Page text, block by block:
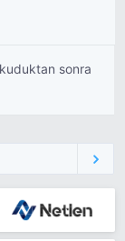
sonra